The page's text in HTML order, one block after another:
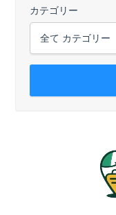
カテゴリー